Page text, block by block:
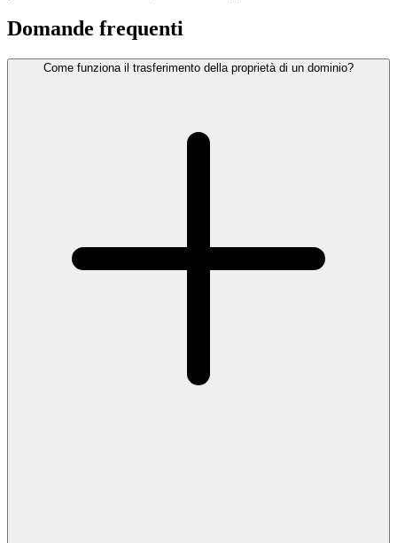
Domande frequenti
Come funziona il trasferimento della proprietà di un dominio?